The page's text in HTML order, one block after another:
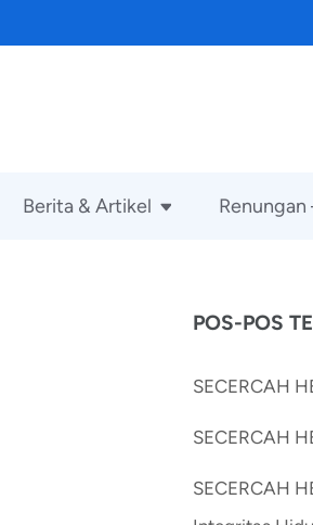
Berita & Artikel
POS-POS
SECERCAH
SECERCAH
SECERCAH